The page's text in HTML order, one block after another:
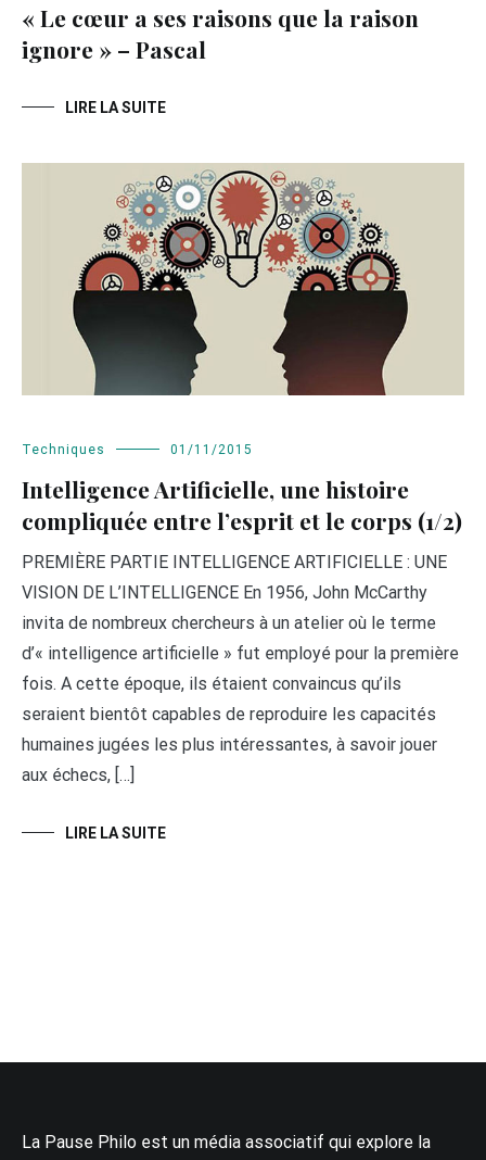
« Le cœur a ses raisons que la raison
ignore » – Pascal
LIRE LA SUITE
Techniques 01/11/2015
Intelligence Artificielle, une histoire
compliquée entre l’esprit et le corps (1/2)
PREMIÈRE PARTIE INTELLIGENCE ARTIFICIELLE : UNE
VISION DE L’INTELLIGENCE En 1956, John McCarthy
invita de nombreux chercheurs à un atelier où le terme
d’« intelligence artificielle » fut employé pour la première
fois. A cette époque, ils étaient convaincus qu’ils
seraient bientôt capables de reproduire les capacités
humaines jugées les plus intéressantes, à savoir jouer
aux échecs, […]
LIRE LA SUITE
La Pause Philo est un média associatif qui explore la